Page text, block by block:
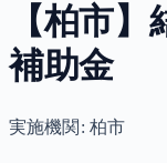
【柏市
補助金
実施機関: 柏市